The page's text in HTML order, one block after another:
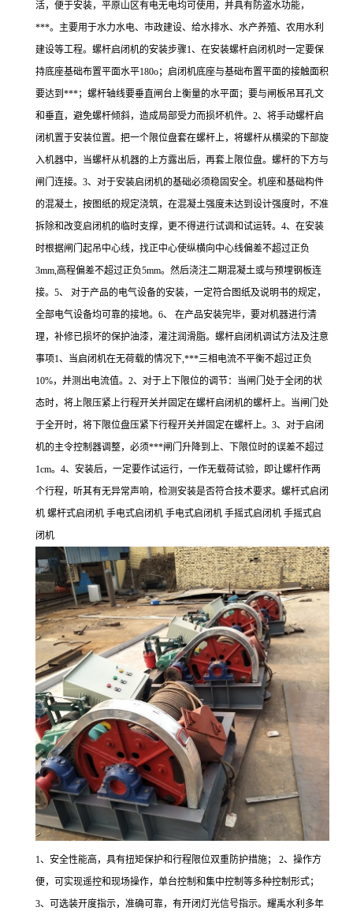
活，便于安装，平原山区有电无电均可使用，并具有防盗水功能，
***。主要用于水力水电、市政建设、给水排水、水产养殖、农用水利
建设等工程。螺杆启闭机的安装步骤1、在安装螺杆启闭机时一定要保
持底座基础布置平面水平180o；启闭机底座与基础布置平面的接触面积
要达到***；螺杆轴线要垂直闸台上衡量的水平面；要与闸板吊耳孔文
和垂直，避免螺杆倾斜，造成局部受力而损坏机件。2、将手动螺杆启
闭机置于安装位置。把一个限位盘套在螺杆上，将螺杆从横梁的下部旋
入机器中，当螺杆从机器的上方露出后，再套上限位盘。螺杆的下方与
闸门连接。3、对于安装启闭机的基础必须稳固安全。机座和基础构件
的混凝土，按图纸的规定浇筑，在混凝土强度未达到设计强度时，不准
拆除和改变启闭机的临时支撑，更不得进行试调和试运转。4、在安装
时根据闸门起吊中心线，找正中心使纵横向中心线偏差不超过正负
3mm,高程偏差不超过正负5mm。然后浇注二期混凝土或与预埋钢板连
接。5、 对于产品的电气设备的安装，一定符合图纸及说明书的规定，
全部电气设备均可靠的接地。6、 在产品安装完毕，要对机器进行清
理，补修已损坏的保护油漆，灌注润滑脂。螺杆启闭机调试方法及注意
事项1、当启闭机在无荷载的情况下,***三相电流不平衡不超过正负
10%，并测出电流值。2、对于上下限位的调节：当闸门处于全闭的状
态时，将上限压紧上行程开关并固定在螺杆启闭机的螺杆上。当闸门处
于全开时，将下限位盘压紧下行程开关并固定在螺杆上。3、对于启闭
机的主令控制器调整，必须***闸门升降到上、下限位时的误差不超过
1cm。4、安装后，一定要作试运行，一作无载荷试验，即让螺杆作两
个行程，听其有无异常声响，检测安装是否符合技术要求。螺杆式启闭
机 螺杆式启闭机 手电式启闭机 手电式启闭机 手摇式启闭机 手摇式启
闭机
1、安全性能高，具有扭矩保护和行程限位双重防护措施； 2、操作方
便，可实现遥控和现场操作，单台控制和集中控制等多种控制形式；
3、可选装开度指示，准确可靠，有开闭灯光信号指示。耀禹水利多年